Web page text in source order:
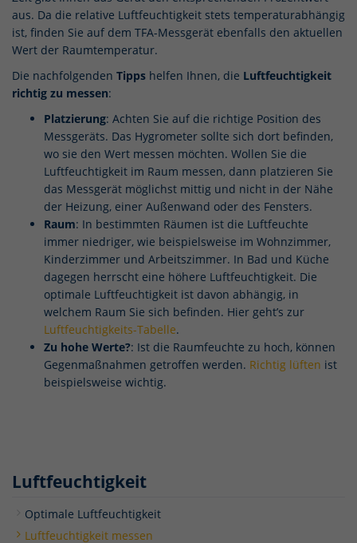
aus. Da die relative Luftfeuchtigkeit stets temperaturabhängig
ist, finden Sie auf dem TFA-Messgerät ebenfalls den aktuellen
Wert der Raumtemperatur.
Die nachfolgenden Tipps helfen Ihnen, die Luftfeuchtigkeit
richtig zu messen:
Platzierung: Achten Sie auf die richtige Position des
Messgeräts. Das Hygrometer sollte sich dort befinden,
wo sie den Wert messen möchten. Wollen Sie die
Luftfeuchtigkeit im Raum messen, dann platzieren Sie
das Messgerät möglichst mittig und nicht in der Nähe
der Heizung, einer Außenwand oder des Fensters.
Raum: In bestimmten Räumen ist die Luftfeuchte
immer niedriger, wie beispielsweise im Wohnzimmer,
Kinderzimmer und Arbeitszimmer. In Bad und Küche
dagegen herrscht eine höhere Luftfeuchtigkeit. Die
optimale Luftfeuchtigkeit ist davon abhängig, in
welchem Raum Sie sich befinden. Hier geht’s zur
Luftfeuchtigkeits-Tabelle.
Zu hohe Werte?: Ist die Raumfeuchte zu hoch, können
Gegenmaßnahmen getroffen werden. Richtig lüften ist
beispielsweise wichtig.
Luftfeuchtigkeit
Optimale Luftfeuchtigkeit
Luftfeuchtigkeit messen